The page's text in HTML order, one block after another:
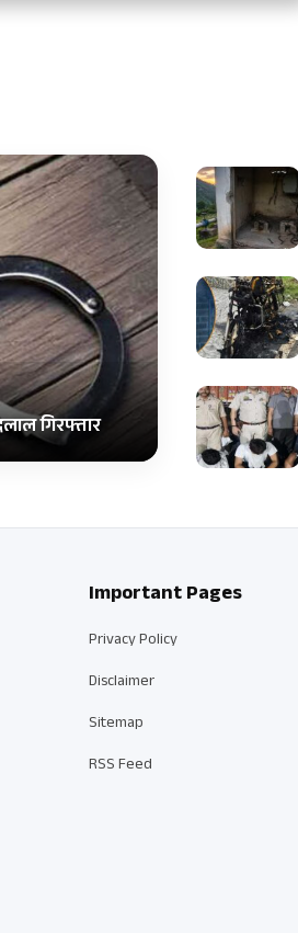
गिरफ्तार
Important Pages
Privacy Policy
Disclaimer
Sitemap
RSS Feed